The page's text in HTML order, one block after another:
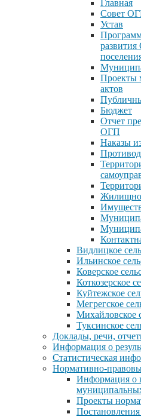
Главная
Совет
Устав
развития
Проекты
актов
Бюджет
Отчет
ОГП
Наказы
Жилищно-
Видлицкое
Ильинское
Коверское
Коткозерское
Куйтежское
Мегрегское
Михайловское
Туксинское
Доклады, речи,
Информация о
Статистическая
Нормативно-
Информация о
Проекты